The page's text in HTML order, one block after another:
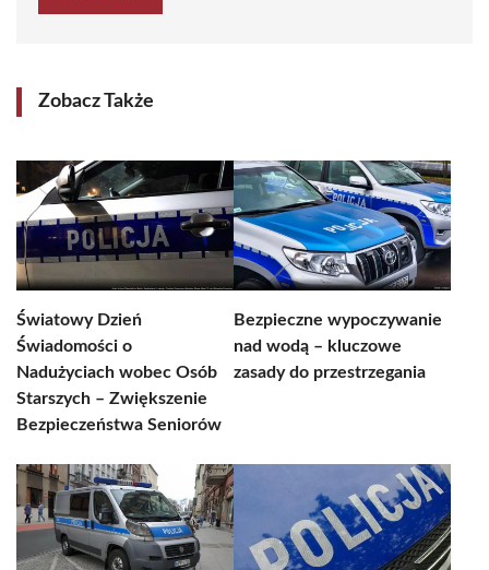
Zobacz Także
Światowy Dzień
Świadomości o
Nadużyciach wobec Osób
Starszych – Zwiększenie
Bezpieczeństwa Seniorów
Bezpieczne wypoczywanie
nad wodą – kluczowe
zasady do przestrzegania